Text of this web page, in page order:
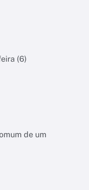
(6)
de um